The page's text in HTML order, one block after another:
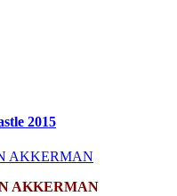
2015
AKKERMAN